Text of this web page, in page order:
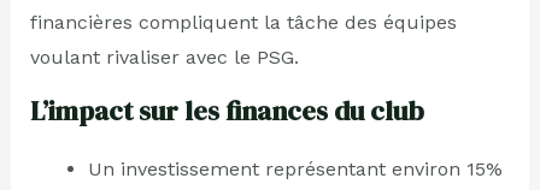
financières compliquent la tâche des équipes
voulant rivaliser avec le PSG.
L’impact sur les finances du club
Un investissement représentant environ 15%